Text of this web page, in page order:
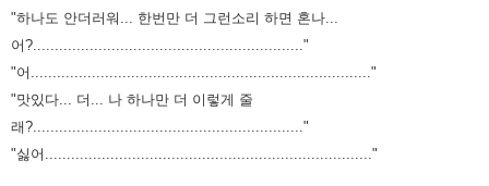
"하나도 안더러워... 한번만 더 그런소리 하면 혼나...
어?.............................................................."
"어.............................................................................."
"맛있다... 더... 나 하나만 더 이렇게 줄
래?.............................................................."
"싫어..........................................................................."